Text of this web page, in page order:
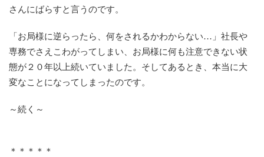
さんにばらすと言うのです。
「お局様に逆らったら、何をされるかわからない…」社長や
専務でさえこわがってしまい、お局様に何も注意できない状
態が２０年以上続いていました。そしてあるとき、本当に大
変なことになってしまったのです。
～続く～
＊＊＊＊＊